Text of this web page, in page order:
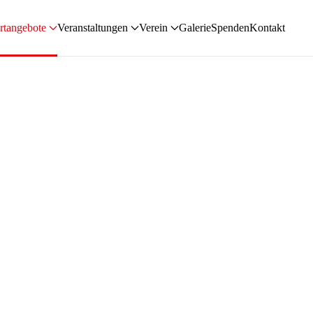
Veranstaltungen Verein GalerieSpendenKontakt